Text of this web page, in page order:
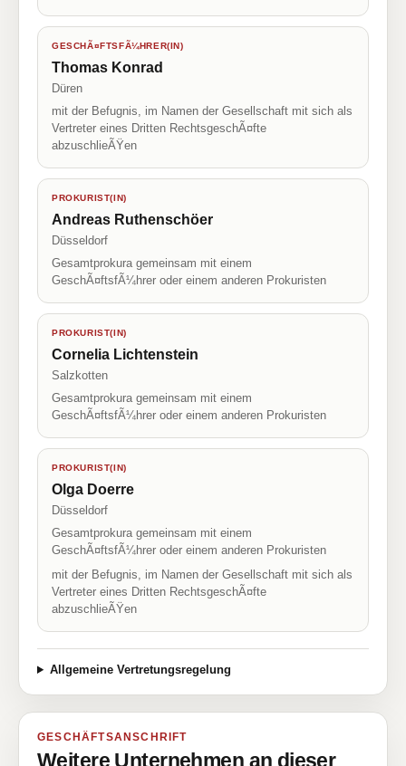
GESCHÃ¤FTSFÃ¼HRER(IN)
Thomas Konrad
Düren
mit der Befugnis, im Namen der Gesellschaft mit sich als
Vertreter eines Dritten RechtsgeschÃ¤fte
abzuschlieÃŸen
PROKURIST(IN)
Andreas Ruthenschöer
Düsseldorf
Gesamtprokura gemeinsam mit einem
GeschÃ¤ftsfÃ¼hrer oder einem anderen Prokuristen
PROKURIST(IN)
Cornelia Lichtenstein
Salzkotten
Gesamtprokura gemeinsam mit einem
GeschÃ¤ftsfÃ¼hrer oder einem anderen Prokuristen
PROKURIST(IN)
Olga Doerre
Düsseldorf
Gesamtprokura gemeinsam mit einem
GeschÃ¤ftsfÃ¼hrer oder einem anderen Prokuristen
mit der Befugnis, im Namen der Gesellschaft mit sich als
Vertreter eines Dritten RechtsgeschÃ¤fte
abzuschlieÃŸen
Allgemeine Vertretungsregelung
GESCHÄFTSANSCHRIFT
Weitere Unternehmen an dieser